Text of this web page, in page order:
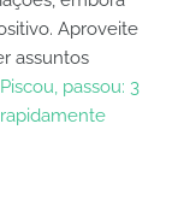
Aproveite
assuntos
Piscou, passou: 3